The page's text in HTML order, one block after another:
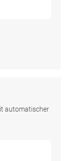
automatischer